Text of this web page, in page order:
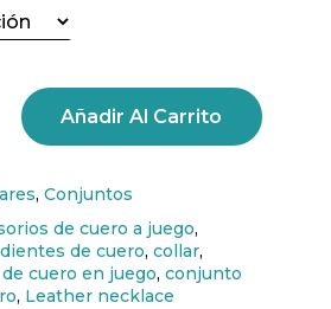
Añadir Al Carrito
, Conjuntos
de cuero a juego,
de cuero, collar,
cuero en juego, conjunto
, Leather necklace